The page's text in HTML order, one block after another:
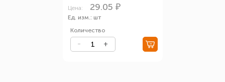
Цена: 29.05 ₽
Ед. изм.: шт
Количество